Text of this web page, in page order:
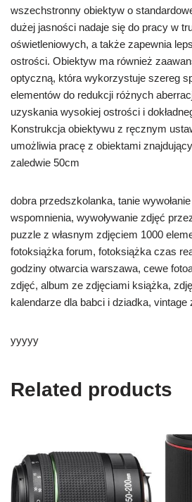
wszechstronny obiektyw o
dużej jasności nadaje się do pracy w
oświetleniowych, a także zapewnia
ostrości. Obiektyw ma również
optyczną, która wykorzystuje szereg
elementów do redukcji różnych
uzyskania wysokiej ostrości i
Konstrukcja obiektywu z ręcznym
umożliwia pracę z obiektami
zaledwie 50cm
dobra przedszkolanka, tanie
wspomnienia, wywoływanie zdjęć
puzzle z własnym zdjęciem 1000
fotoksiążka forum, fotoksiążka czas
godziny otwarcia warszawa, cewe
zdjęć, album ze zdjęciami książka,
kalendarze dla babci i dziadka, vintage
yyyyy
Related products